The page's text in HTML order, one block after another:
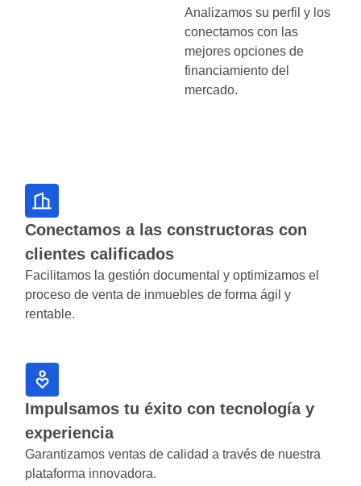
Analizamos su perfil y los
conectamos con las
mejores opciones de
financiamiento del
mercado.
Conectamos a las constructoras con
clientes calificados
Facilitamos la gestión documental y optimizamos el
proceso de venta de inmuebles de forma ágil y
rentable.
Impulsamos tu éxito con tecnología y
experiencia
Garantizamos ventas de calidad a través de nuestra
plataforma innovadora.